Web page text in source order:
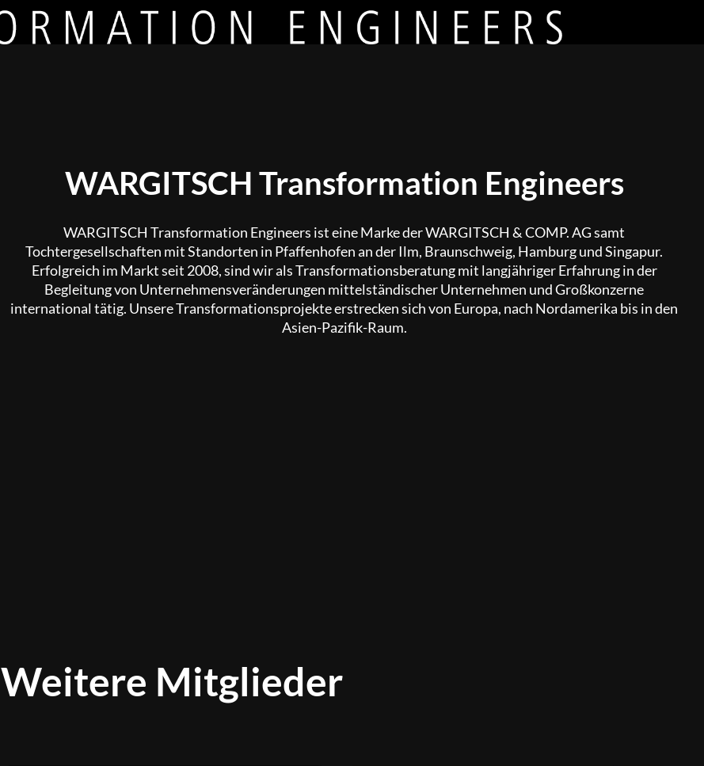
WARGITSCH Transformation Engineers
WARGITSCH Transformation Engineers ist eine Marke der WARGITSCH & COMP. AG samt
Tochtergesellschaften mit Standorten in Pfaffenhofen an der Ilm, Braunschweig, Hamburg und Singapur.
Erfolgreich im Markt seit 2008, sind wir als Transformationsberatung mit langjähriger Erfahrung in der
Begleitung von Unternehmensveränderungen mittelständischer Unternehmen und Großkonzerne
international tätig. Unsere Transformationsprojekte erstrecken sich von Europa, nach Nordamerika bis in den
Asien-Pazifik-Raum.
Weitere Mitglieder